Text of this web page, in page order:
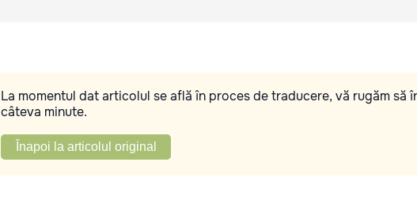
La momentul dat articolul se află în proces de traducere, vă rugăm să
câteva minute.
Înapoi la articolul original